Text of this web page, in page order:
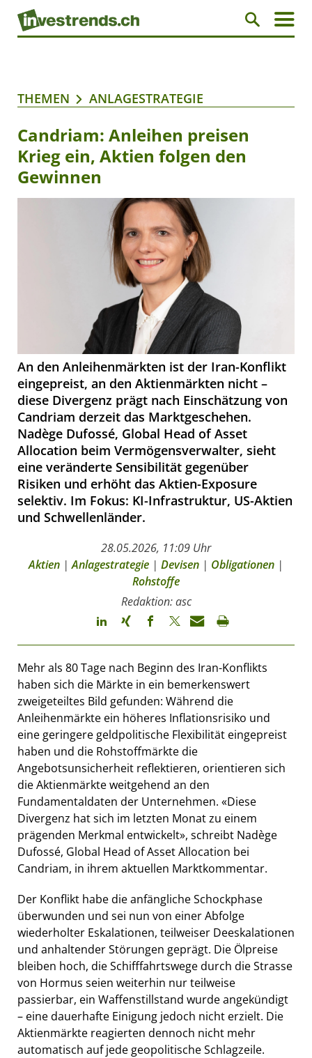
THEMEN ANLAGESTRATEGIE
Candriam: Anleihen preisen
Krieg ein, Aktien folgen den
Gewinnen
An den Anleihenmärkten ist der Iran-Konflikt
eingepreist, an den Aktienmärkten nicht –
diese Divergenz prägt nach Einschätzung von
Candriam derzeit das Marktgeschehen.
Nadège Dufossé, Global Head of Asset
Allocation beim Vermögensverwalter, sieht
eine veränderte Sensibilität gegenüber
Risiken und erhöht das Aktien-Exposure
selektiv. Im Fokus: KI-Infrastruktur, US-Aktien
und Schwellenländer.
28.05.2026, 11:09 Uhr
Aktien |Anlagestrategie | Devisen | Obligationen |
Rohstoffe
Redaktion: asc
Mehr als 80 Tage nach Beginn des Iran-Konflikts
haben sich die Märkte in ein bemerkenswert
zweigeteiltes Bild gefunden: Während die
Anleihenmärkte ein höheres Inflationsrisiko und
eine geringere geldpolitische Flexibilität eingepreist
haben und die Rohstoffmärkte die
Angebotsunsicherheit reflektieren, orientieren sich
die Aktienmärkte weitgehend an den
Fundamentaldaten der Unternehmen. «Diese
Divergenz hat sich im letzten Monat zu einem
prägenden Merkmal entwickelt», schreibt Nadège
Dufossé, Global Head of Asset Allocation bei
Candriam, in ihrem aktuellen Marktkommentar.
Der Konflikt habe die anfängliche Schockphase
überwunden und sei nun von einer Abfolge
wiederholter Eskalationen, teilweiser Deeskalationen
und anhaltender Störungen geprägt. Die Ölpreise
bleiben hoch, die Schifffahrtswege durch die Strasse
von Hormus seien weiterhin nur teilweise
passierbar, ein Waffenstillstand wurde angekündigt
– eine dauerhafte Einigung jedoch nicht erzielt. Die
Aktienmärkte reagierten dennoch nicht mehr
automatisch auf jede geopolitische Schlagzeile.